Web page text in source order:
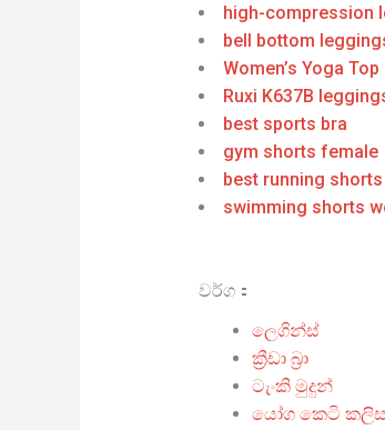
high-compression
bell bottom
Women’s Yoga Top
Ruxi K637B
best sports bra
gym shorts female
best running shorts
swimming shorts
වර්ග：
ලෙගින්ස්
ක්‍රීඩා බ්‍රා
ටැංකි මුදුන්
යෝග කෙටි